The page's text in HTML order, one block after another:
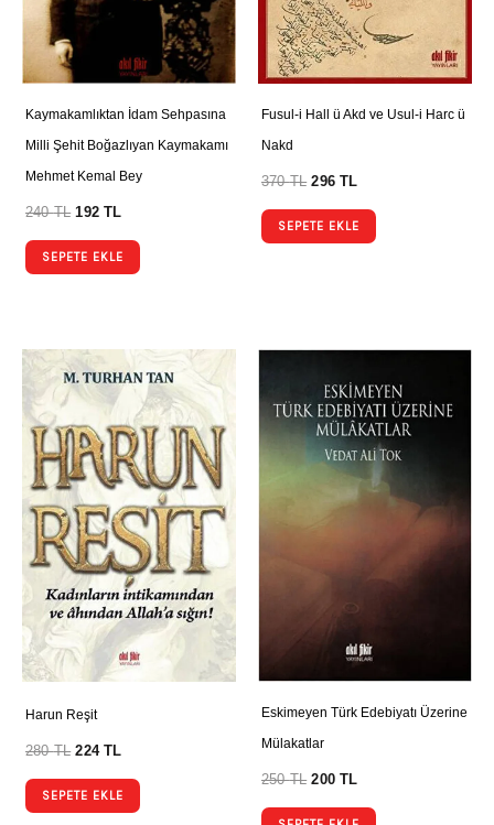
Kaymakamlıktan İdam Sehpasına
Milli Şehit Boğazlıyan Kaymakamı
Mehmet Kemal Bey
240TL 192TL
SEPETE EKLE
Fusul-i Hall ü Akd ve Usul-i Harc ü
Nakd
370TL 296TL
SEPETE EKLE
Harun Reşit
280TL 224TL
SEPETE EKLE
Eskimeyen Türk Edebiyatı Üzerine
Mülakatlar
250TL 200TL